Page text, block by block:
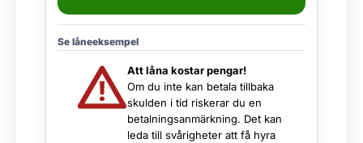
Se låneeksempel
Att låna kostar pengar!
Om du inte kan betala tillbaka
skulden i tid riskerar du en
betalningsanmärkning. Det kan
leda till svårigheter att få hyra